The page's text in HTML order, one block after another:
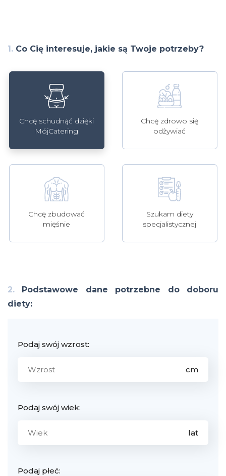
1. Co Cię interesuje, jakie są Twoje potrzeby?
Chcę schudnąć dzięki
MójCatering
Chcę zdrowo się
odżywiać
Chcę zbudować
mięśnie
Szukam diety
specjalistycznej
2. Podstawowe dane potrzebne do doboru
diety:
Podaj swój wzrost:
Podaj swój wiek:
Podaj płeć: